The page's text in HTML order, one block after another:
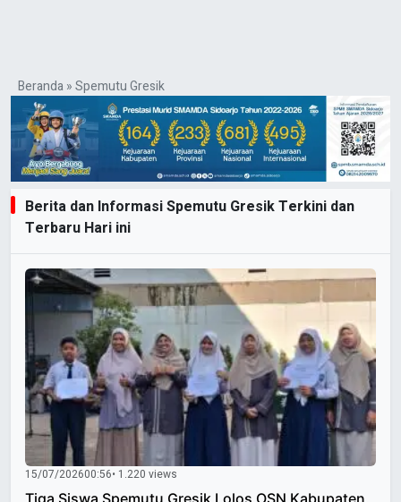
Beranda»Spemutu Gresik
Berita dan Informasi Spemutu Gresik Terkini dan
Terbaru Hari ini
15/07/202600:56• 1.220 views
Tiga Siswa Spemutu Gresik Lolos OSN Kabupaten,